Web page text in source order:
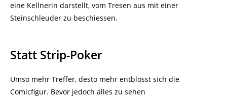
eine Kellnerin darstellt, vom Tresen aus mit einer
Steinschleuder zu beschiessen.
Statt Strip-Poker
Umso mehr Treffer, desto mehr entblösst sich die
Comicfigur. Bevor jedoch alles zu sehen